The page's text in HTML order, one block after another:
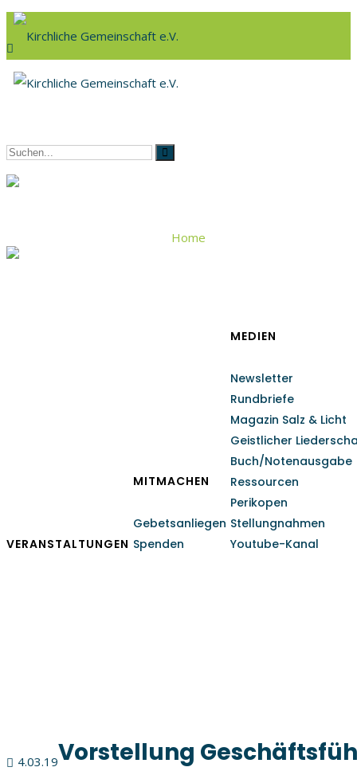
VERANSTALTUNGEN
MITMACHEN
Gebetsanliegen
Spenden
MEDIEN
Newsletter
Rundbriefe
Magazin Salz & Licht
Geistlicher
Buch/Notenausgabe
Ressourcen
Perikopen
Stellungnahmen
Youtube-Kanal
Home
4.03.19Vorstellung